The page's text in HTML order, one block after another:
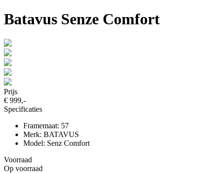
Batavus Senze Comfort
Prijs
€ 999,-
Specificaties
Framemaat: 57
Merk: BATAVUS
Model: Senz Comfort
Voorraad
Op voorraad